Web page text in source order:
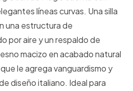
líneas curvas. Una silla
una estructura de
por aire y un respaldo de
macizo en acabado natural
le agrega vanguardismo y
diseño italiano. Ideal para